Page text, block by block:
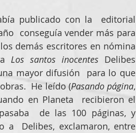
publicado con la  editorial
conseguía vender más para
demás escritores en nómina
Los santos inocentes Delibes
mayor difusión  para lo que
He leído (Pasando página,
en Planeta  recibieron el
de las 100 páginas, y
a  Delibes, exclamaron, entre